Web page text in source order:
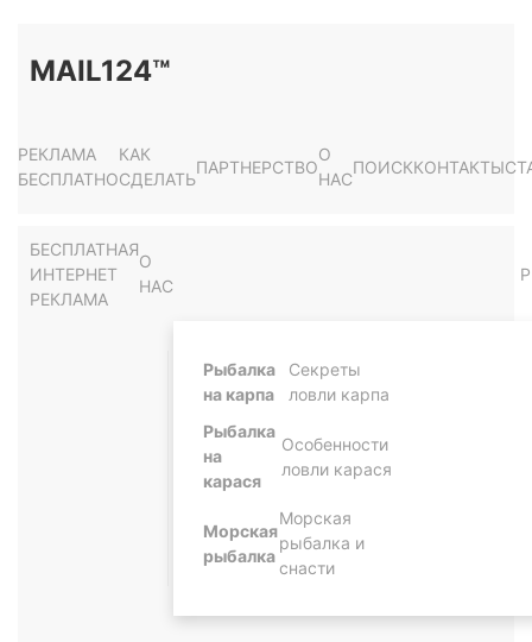
MAIL124™
РЕКЛАМА
БЕСПЛАТНО
КАК
СДЕЛАТЬ
ПАРТНЕРСТВО
О
НАС
ПОИСККОНТАКТЫ
БЕСПЛАТНАЯ
ИНТЕРНЕТ
РЕКЛАМА
О
НАС
Рыбалка
на карпа
Секреты
ловли карпа
Рыбалка
на
карася
Особенности
ловли карася
Морская
рыбалка
Морская
рыбалка и
снасти